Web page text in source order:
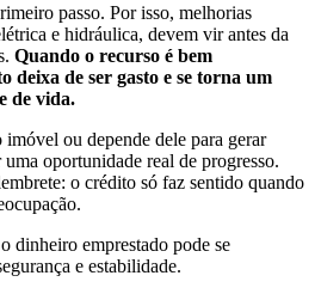
passo. Por isso, melhorias
e hidráulica, devem vir antes da
Quando o recurso é bem
deixa de ser gasto e se torna um
de vida.
ou depende dele para gerar
oportunidade real de progresso.
o crédito só faz sentido quando
dinheiro emprestado pode se
e estabilidade.